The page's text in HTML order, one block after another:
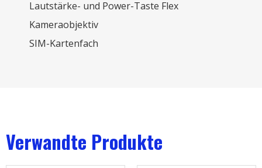
Lautstärke- und Power-Taste Flex
Kameraobjektiv
SIM-Kartenfach
Verwandte Produkte